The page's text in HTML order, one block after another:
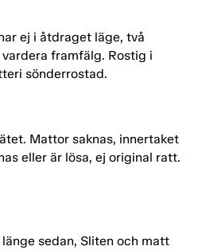
ej i åtdraget läge, två
framfälg. Rostig i
sönderrostad.
Mattor saknas, innertaket
eller är lösa, ej original ratt.
sedan, Sliten och matt